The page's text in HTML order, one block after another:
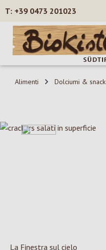
Passa al contenuto principale
+39 0473 201023
Alimenti Dolciumi & snack
Salta la galleria di immagini
La Finestra sul cielo